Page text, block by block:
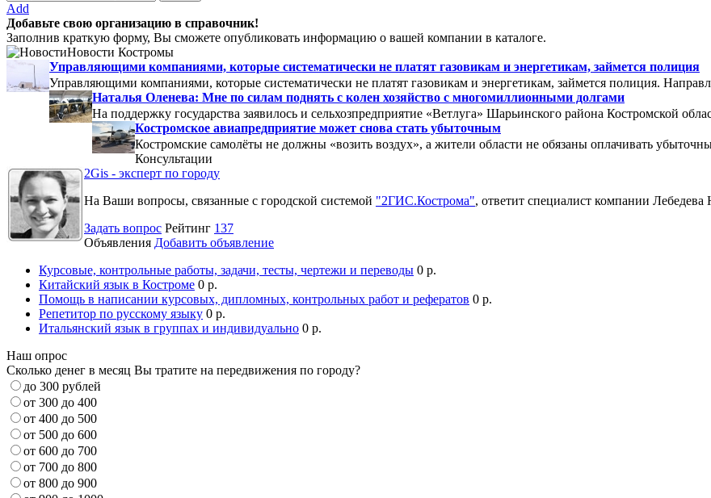
Add
Добавьте свою организацию в справочник!
Заполнив краткую форму, Вы сможете опубликовать информацию о вашей компании в каталоге.
Новости Костромы
Управляющими компаниями, которые систематически не платят газовикам и энергетикам, займется полиция
Управляющими компаниями, которые систематически не платят газовикам и энергетикам, займется полиция.
Наталья Оленева: Мне по силам поднять с колен хозяйство с многомиллионными долгами
На поддержку государства заявилось и сельхозпредприятие «Ветлуга» Шарьинского района Костромской
Костромское авиапредприятие может снова стать убыточным
Костромские самолёты не должны «возить воздух», а жители области не обязаны оплачивать
Консультации
2Gis - эксперт по городу
На Ваши вопросы, связанные с городской системой "2ГИС.Кострома", ответит специалист компании
Задать вопрос Рейтинг 137
Объявления Добавить объявление
Курсовые, контрольные работы, задачи, тесты, чертежи и переводы 0 р.
Китайский язык в Костроме 0 р.
Помощь в написании курсовых, дипломных, контрольных работ и рефератов 0 р.
Репетитор по русскому языку 0 р.
Итальянский язык в группах и индивидуально 0 р.
Наш опрос
Сколько денег в месяц Вы тратите на передвижения по городу?
до 300 рублей
от 300 до 400
от 400 до 500
от 500 до 600
от 600 до 700
от 700 до 800
от 800 до 900